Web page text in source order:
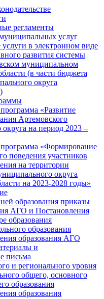
регламенты
услуг
в электронном виде
развития системы
муниципальном
(в части бюджета
округа
«Развитие
Артемовского
на период 2023 –
«Формирование
поведения участников
на территории
округа
на 2023-2028 годы»
образования приказы
АГО и Постановления
образования
образования
образования АГО
и
письма
и регионального уровня
общего, основного
образования
образования